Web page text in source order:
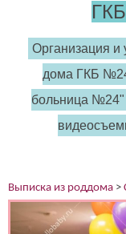
Организация и
дома ГКБ
больница
Выписка из роддома >